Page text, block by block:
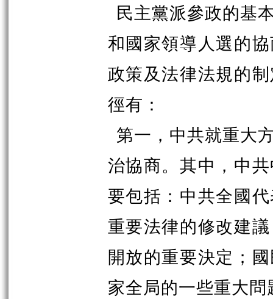
民主黨派參政的基
和國家領導人選的
政策及法律法規的
徑有：
第一，中共就重大
治協商。其中，中
要包括：中共全國
重要法律的修改建
開放的重要決定；
家全局的一些重大問